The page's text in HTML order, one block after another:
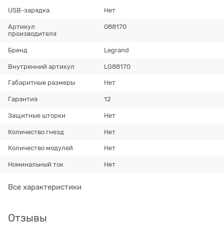
USB-зарядка Нет
Артикул
производителя
088170
Бренд Legrand
Внутренний артикул LG88170
Габаритные размеры Нет
Гарантия 12
Защитные шторки Нет
Количество гнезд Нет
Количество модулей Нет
Номинальный ток Нет
Все характеристики
Отзывы